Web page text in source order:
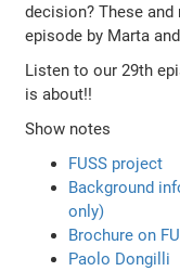
decision? These
episode by Marta
Listen to our 29th
is about!!
Show notes
FUSS project
Background
only)
Brochure on
Paolo Dongilli